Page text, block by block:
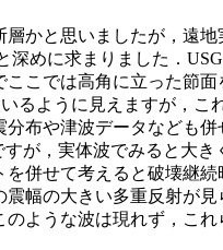
かと思いましたが，遠
めに求まりました．
こでは高角に立った節
るように見えますが，こ
布や津波データなども併
が，実体波でみると大
併せて考えると破壊継続
幅の大きい多重反射が
ような波は現れず，こ